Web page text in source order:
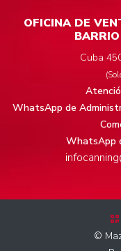
OFICINA DE
Cuba
WhatsApp de
WhatsApp
©